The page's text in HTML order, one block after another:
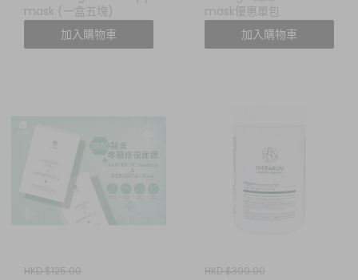
mask (一盒五塊)
加入購物車
mask優惠單包
加入購物車
HKD $125.00 HKD $300.00